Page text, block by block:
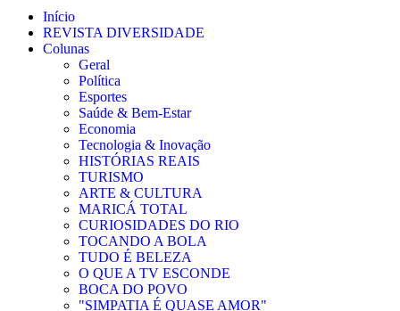
Início
REVISTA DIVERSIDADE
Colunas
Geral
Política
Esportes
Saúde & Bem-Estar
Economia
Tecnologia & Inovação
HISTÓRIAS REAIS
TURISMO
ARTE & CULTURA
MARICÁ TOTAL
CURIOSIDADES DO RIO
TOCANDO A BOLA
TUDO É BELEZA
O QUE A TV ESCONDE
BOCA DO POVO
"SIMPATIA É QUASE AMOR"